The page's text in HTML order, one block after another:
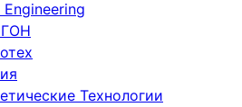
Engineering
Технологии